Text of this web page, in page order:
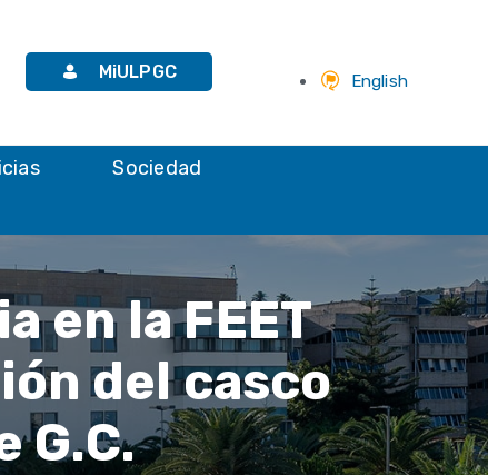
MiULPGC English
Sociedad
en la FEET
del casco
G.C.